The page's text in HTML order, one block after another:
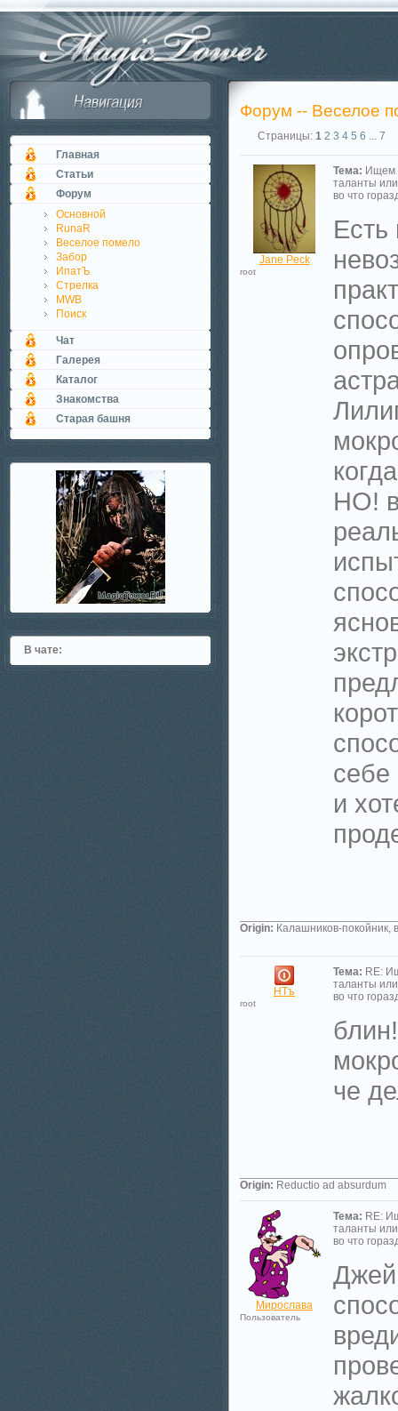
Главная
Статьи
Форум
Основной
RunaR
Веселое помело
Забор
ИпатЪ
Стрелка
MWB
Поиск
Чат
Галерея
Каталог
Знакомства
Старая башня
В чате:
Форум -- Веселое
Страницы: 1 2 3 4 5 6 ... 7
Jane Peck
root
Тема: Ищем
таланты или
во что
Есть
НО!
себе
и
Origin: Калашников-покойник,
НТъ
root
Тема: RE:
таланты или
во что
че
Origin: Reductio ad absurdum
Мирослава
Пользователь
Тема: RE:
таланты или
во что